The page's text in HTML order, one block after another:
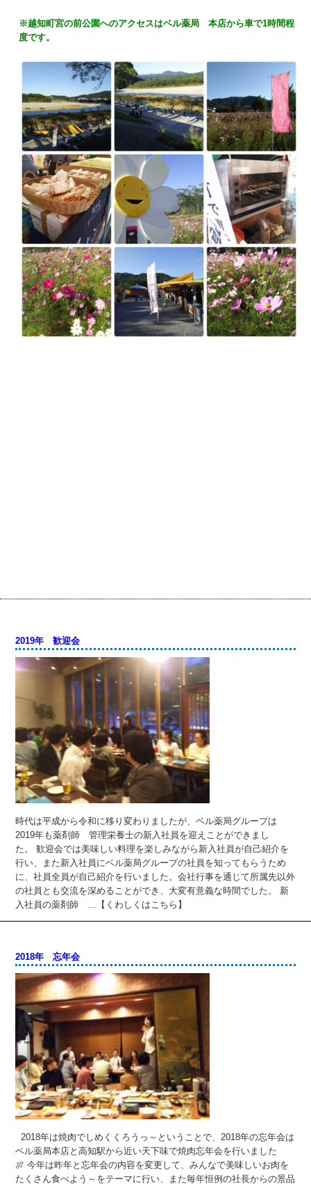
※越知町宮の前公園へのアクセスはベル薬局 本店から車で1時間程
度です。
2019年 歓迎会
時代は平成から令和に移り変わりましたが、ベル薬局グループは
2019年も薬剤師 管理栄養士の新入社員を迎えことができまし
た。 歓迎会では美味しい料理を楽しみながら新入社員が自己紹介を
行い、また新入社員にベル薬局グループの社員を知ってもらうため
に、社員全員が自己紹介を行いました。会社行事を通じて所属先以外
の社員とも交流を深めることができ、大変有意義な時間でした。 新
入社員の薬剤師 …【くわしくはこちら】
2018年 忘年会
2018年は焼肉でしめくくろうっ～ということで、2018年の忘年会は
ベル薬局本店と高知駅から近い天下味で焼肉忘年会を行いました
🍖 今年は昨年と忘年会の内容を変更して、みんなで美味しいお肉を
たくさん食べよう～をテーマに行い、また毎年恒例の社長からの景品